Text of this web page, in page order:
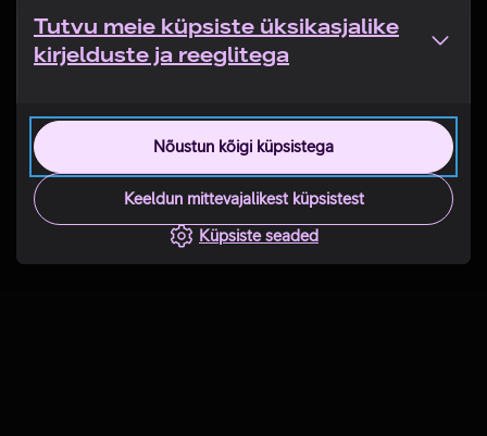
Tutvu meie küpsiste üksikasjalike
kirjelduste ja reeglitega
Nõustun kõigi küpsistega
Keeldun mittevajalikest küpsistest
Küpsiste seaded